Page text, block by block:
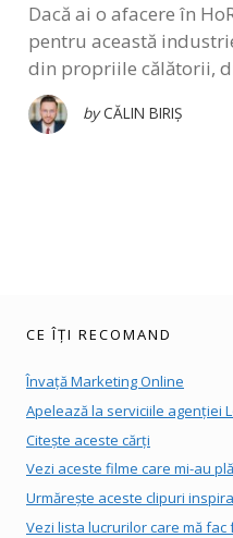
Dacă ai o afacere în
pentru această
din propriile călătorii,
by CĂLIN BIRIȘ
CE ÎȚI RECOMAND
Învață Marketing Online
Apelează la serviciile agenției
Citește aceste cărți
Vezi aceste filme care mi-au
Urmărește aceste clipuri
Vezi lista lucrurilor care mă fac